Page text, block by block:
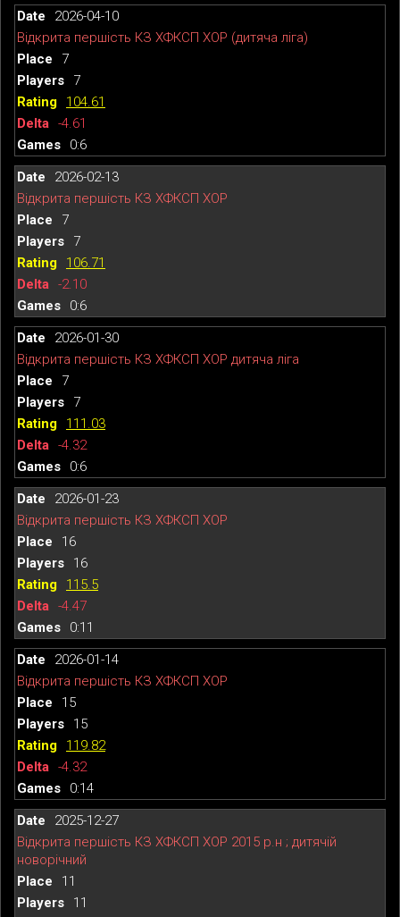
2026-04-10
Відкрита першість КЗ ХФКСП ХОР (дитяча ліга)
7
7
104.61
-4.61
0:6
2026-02-13
Відкрита першість КЗ ХФКСП ХОР
7
7
106.71
-2.10
0:6
2026-01-30
Відкрита першість КЗ ХФКСП ХОР дитяча ліга
7
7
111.03
-4.32
0:6
2026-01-23
Відкрита першість КЗ ХФКСП ХОР
16
16
115.5
-4.47
0:11
2026-01-14
Відкрита першість КЗ ХФКСП ХОР
15
15
119.82
-4.32
0:14
2025-12-27
Відкрита першість КЗ ХФКСП ХОР 2015 р.н ; дитячій
новорічний
11
11